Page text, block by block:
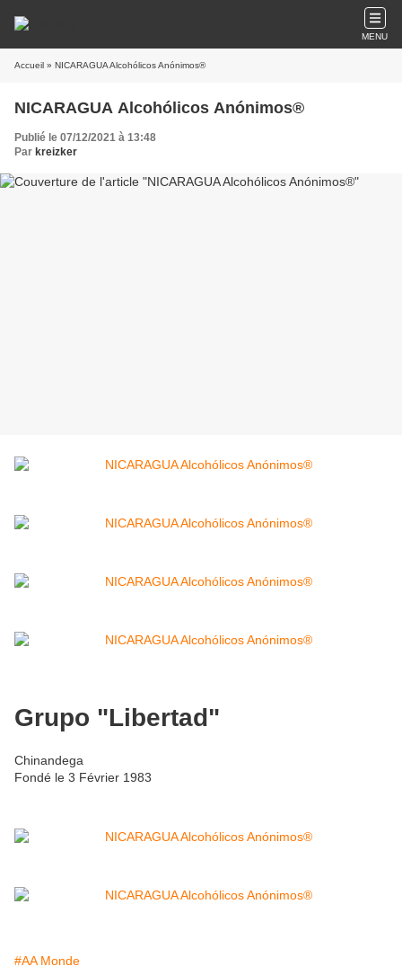
MENU
Accueil » NICARAGUA Alcohólicos Anónimos®
NICARAGUA Alcohólicos Anónimos®
Publié le 07/12/2021 à 13:48
Par kreizker
Grupo "Libertad"
Chinandega
Fondé le 3 Février 1983
#AA Monde